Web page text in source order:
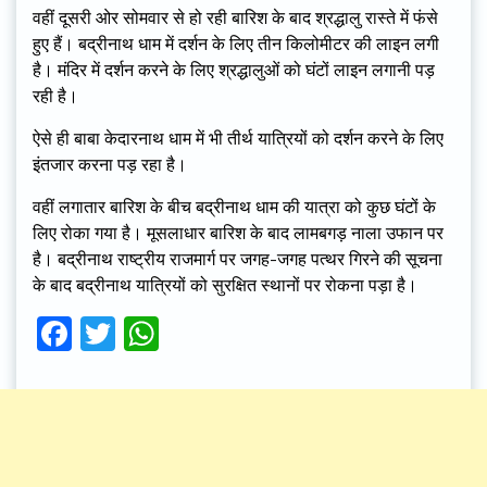
वहीं दूसरी ओर सोमवार से हो रही बारिश के बाद श्रद्धालु रास्ते में फंसे
हुए हैं। बद्रीनाथ धाम में दर्शन के लिए तीन किलोमीटर की लाइन लगी
है। मंदिर में दर्शन करने के लिए श्रद्धालुओं को घंटों लाइन लगानी पड़
रही है।
ऐसे ही बाबा केदारनाथ धाम में भी तीर्थ यात्रियों को दर्शन करने के लिए
इंतजार करना पड़ रहा है।
वहीं लगातार बारिश के बीच बद्रीनाथ धाम की यात्रा को कुछ घंटों के
लिए रोका गया है। मूसलाधार बारिश के बाद लामबगड़ नाला उफान पर
है। बद्रीनाथ राष्ट्रीय राजमार्ग पर जगह-जगह पत्थर गिरने की सूचना
के बाद बद्रीनाथ यात्रियों को सुरक्षित स्थानों पर रोकना पड़ा है।
Facebook
Twitter